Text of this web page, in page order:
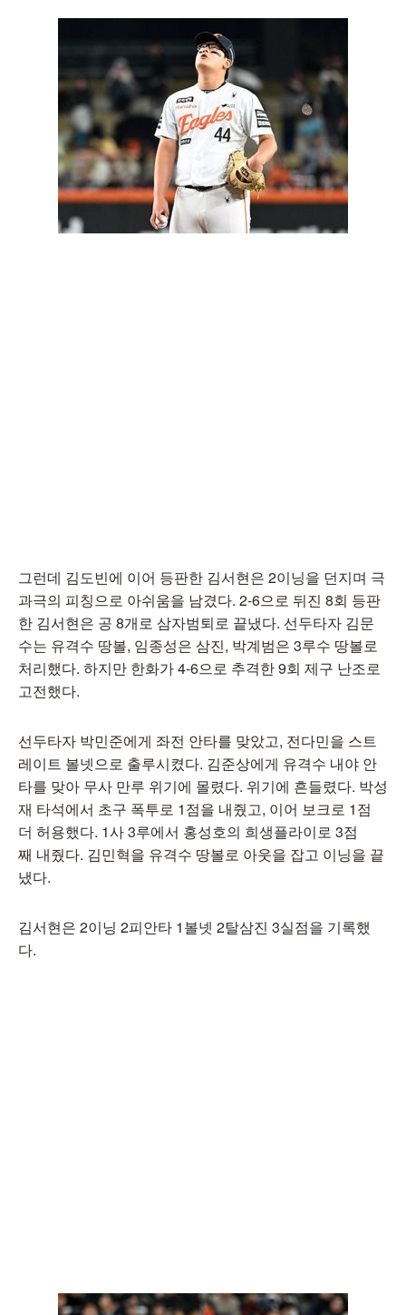
그런데 김도빈에 이어 등판한 김서현은 2이닝을 던지며 극
과극의 피칭으로 아쉬움을 남겼다. 2-6으로 뒤진 8회 등판
한 김서현은 공 8개로 삼자범퇴로 끝냈다. 선두타자 김문
수는 유격수 땅볼, 임종성은 삼진, 박계범은 3루수 땅볼로
처리했다. 하지만 한화가 4-6으로 추격한 9회 제구 난조로
고전했다.
선두타자 박민준에게 좌전 안타를 맞았고, 전다민을 스트
레이트 볼넷으로 출루시켰다. 김준상에게 유격수 내야 안
타를 맞아 무사 만루 위기에 몰렸다. 위기에 흔들렸다. 박성
재 타석에서 초구 폭투로 1점을 내줬고, 이어 보크로 1점
더 허용했다. 1사 3루에서 홍성호의 희생플라이로 3점
째 내줬다. 김민혁을 유격수 땅볼로 아웃을 잡고 이닝을 끝
냈다.
김서현은 2이닝 2피안타 1볼넷 2탈삼진 3실점을 기록했
다.